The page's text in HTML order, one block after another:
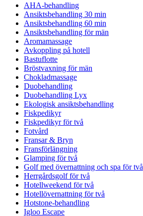
AHA-behandling
Ansiktsbehandling 30 min
Ansiktsbehandling 60 min
Ansiktsbehandling för män
Aromamassage
Avkoppling på hotell
Bastuflotte
Bröstvaxning för män
Chokladmassage
Duobehandling
Duobehandling Lyx
Ekologisk ansiktsbehandling
Fiskpedikyr
Fiskpedikyr för två
Fotvård
Fransar & Bryn
Fransförlängning
Glamping för två
Golf med övernattning och spa för två
Herrgårdsgolf för två
Hotellweekend för två
Hotellövernattning för två
Hotstone-behandling
Igloo Escape